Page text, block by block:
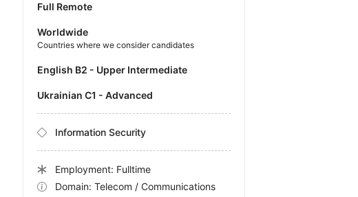
Full Remote
Worldwide
Countries where we consider candidates
English B2 - Upper Intermediate
Ukrainian C1 - Advanced
Information Security
Employment: Fulltime
Domain: Telecom / Communications